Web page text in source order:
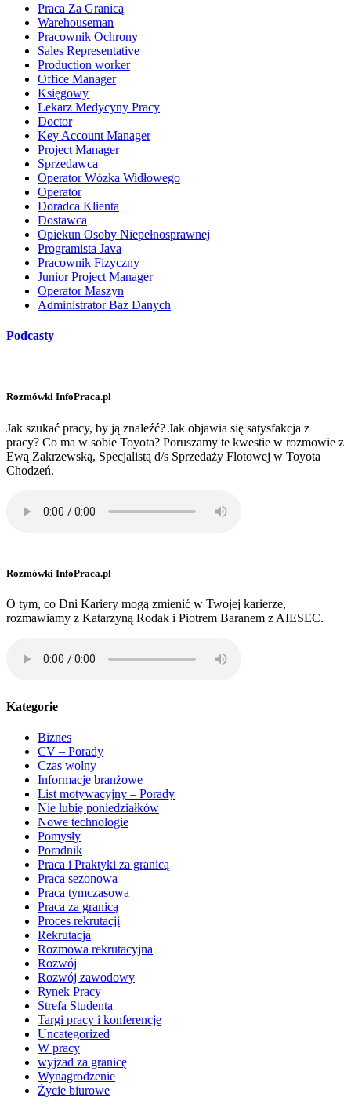
Praca Za Granicą
Warehouseman
Pracownik Ochrony
Sales Representative
Production worker
Office Manager
Księgowy
Lekarz Medycyny Pracy
Doctor
Key Account Manager
Project Manager
Sprzedawca
Operator Wózka Widłowego
Operator
Doradca Klienta
Dostawca
Opiekun Osoby Niepełnosprawnej
Programista Java
Pracownik Fizyczny
Junior Project Manager
Operator Maszyn
Administrator Baz Danych
Podcasty
Rozmówki InfoPraca.pl
Jak szukać pracy, by ją znaleźć? Jak objawia się satysfakcja z
pracy? Co ma w sobie Toyota? Poruszamy te kwestie w rozmowie z
Ewą Zakrzewską, Specjalistą d/s Sprzedaży Flotowej w Toyota
Chodzeń.
Rozmówki InfoPraca.pl
O tym, co Dni Kariery mogą zmienić w Twojej karierze,
rozmawiamy z Katarzyną Rodak i Piotrem Baranem z AIESEC.
Kategorie
Biznes
CV – Porady
Czas wolny
Informacje branżowe
List motywacyjny – Porady
Nie lubię poniedziałków
Nowe technologie
Pomysły
Poradnik
Praca i Praktyki za granicą
Praca sezonowa
Praca tymczasowa
Praca za granicą
Proces rekrutacji
Rekrutacja
Rozmowa rekrutacyjna
Rozwój
Rozwój zawodowy
Rynek Pracy
Strefa Studenta
Targi pracy i konferencje
Uncategorized
W pracy
wyjzad za granicę
Wynagrodzenie
Życie biurowe